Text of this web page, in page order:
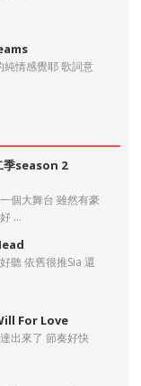
純情感覺耶 歌詞意
season 2
個大舞台 雖然有豪
...
聽 依舊很推Sia 還
For Love
出來了 節奏好快